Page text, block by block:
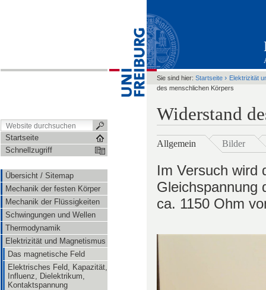
Startseite
Schnellzugriff
Übersicht / Sitemap
Mechanik der festen Körper
Mechanik der Flüssigkeiten
Schwingungen und Wellen
Thermodynamik
Elektrizität und Magnetismus
Das magnetische Feld
Elektrisches Feld, Kapazität,
Influenz, Dielektrikum,
Kontaktspannung
Sie sind hier: Startseite › Elektrizität
des menschlichen Körpers
Widerstand
Allgemein Bilder
Im Versuch wird
Gleichspannung
ca. 1150 Ohm